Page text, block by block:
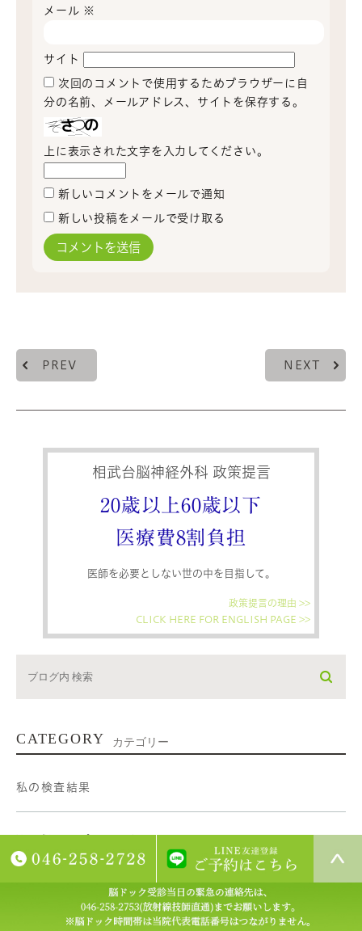
メール ※
サイト
次回のコメントで使用するためブラウザーに自
分の名前、メールアドレス、サイトを保存する。
上に表示された文字を入力してください。
新しいコメントをメールで通知
新しい投稿をメールで受け取る
PREV NEXT
相武台脳神経外科 政策提言
20歳以上60歳以下
医療費8割負担
医師を必要としない世の中を目指して。
政策提言の理由 >>
CLICK HERE FOR ENGLISH PAGE >>
CATEGORY カテゴリー
私の検査結果
TAKAHIRO KATO's Blog